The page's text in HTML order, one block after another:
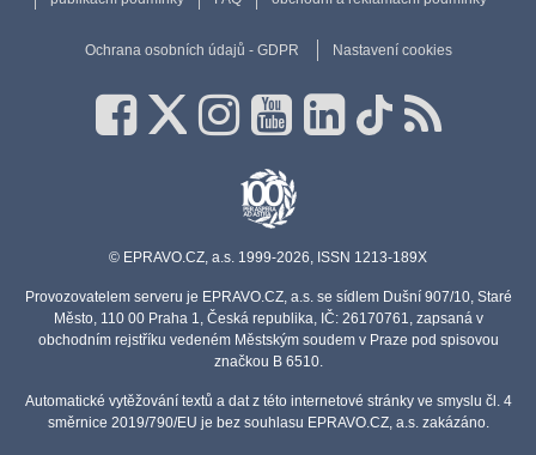
Ochrana osobních údajů - GDPR Nastavení cookies
© EPRAVO.CZ, a.s. 1999-2026, ISSN 1213-189X
Provozovatelem serveru je EPRAVO.CZ, a.s. se sídlem Dušní 907/10, Staré
Město, 110 00 Praha 1, Česká republika, IČ: 26170761, zapsaná v
obchodním rejstříku vedeném Městským soudem v Praze pod spisovou
značkou B 6510.
Automatické vytěžování textů a dat z této internetové stránky ve smyslu čl. 4
směrnice 2019/790/EU je bez souhlasu EPRAVO.CZ, a.s. zakázáno.